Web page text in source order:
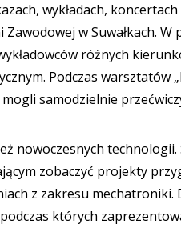
wykładach,
Zawodowej w Suwałkach.
różnych
Podczas warsztatów
samodzielnie
nowoczesnych
zobaczyć projekty
z zakresu
podczas których